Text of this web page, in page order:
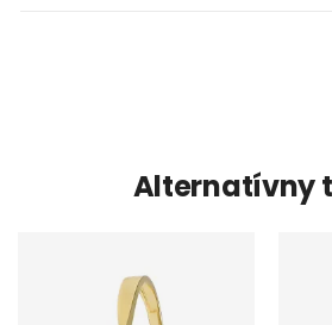
Alternatívny